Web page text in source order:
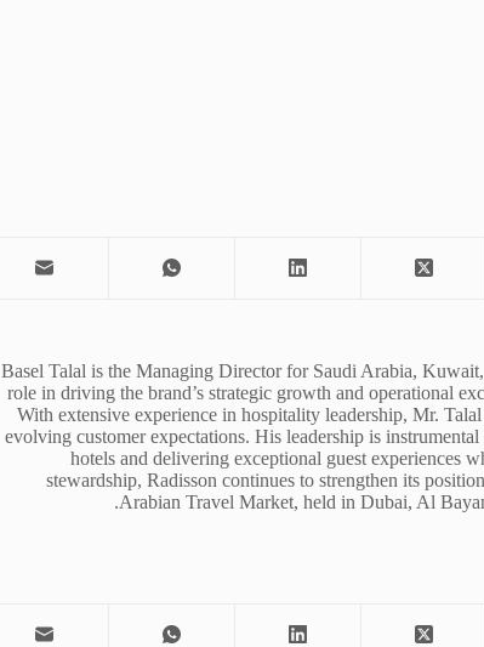
Basel Talal is the Managing Director for Saudi Arabia,
role in driving the brand’s strategic growth and operational
With extensive experience in hospitality leadership, Mr.
evolving customer expectations. His leadership is
hotels and delivering exceptional guest experiences
stewardship, Radisson continues to strengthen its
Arabian Travel Market, held in Dubai, Al